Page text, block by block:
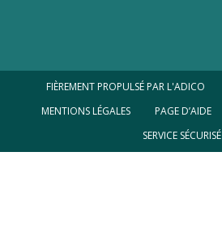
FIÈREMENT PROPULSÉ PAR L'ADICO
MENTIONS LÉGALES
PAGE D’AIDE
SERVICE SÉCURISÉ